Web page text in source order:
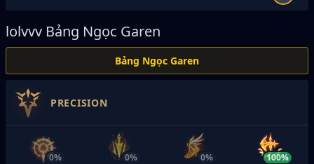
lolvvv Bảng Ngọc Garen
Bảng Ngọc Garen
PRECISION
0% 0% 0% 100%